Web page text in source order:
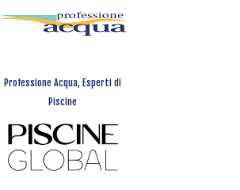
Professione Acqua, Esperti di
Piscine